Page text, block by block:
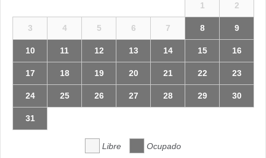
1 2
3 4 5 6 7 8 9
10 11 12 13 14 15 16
17 18 19 20 21 22 23
24 25 26 27 28 29 30
31
Libre Ocupado